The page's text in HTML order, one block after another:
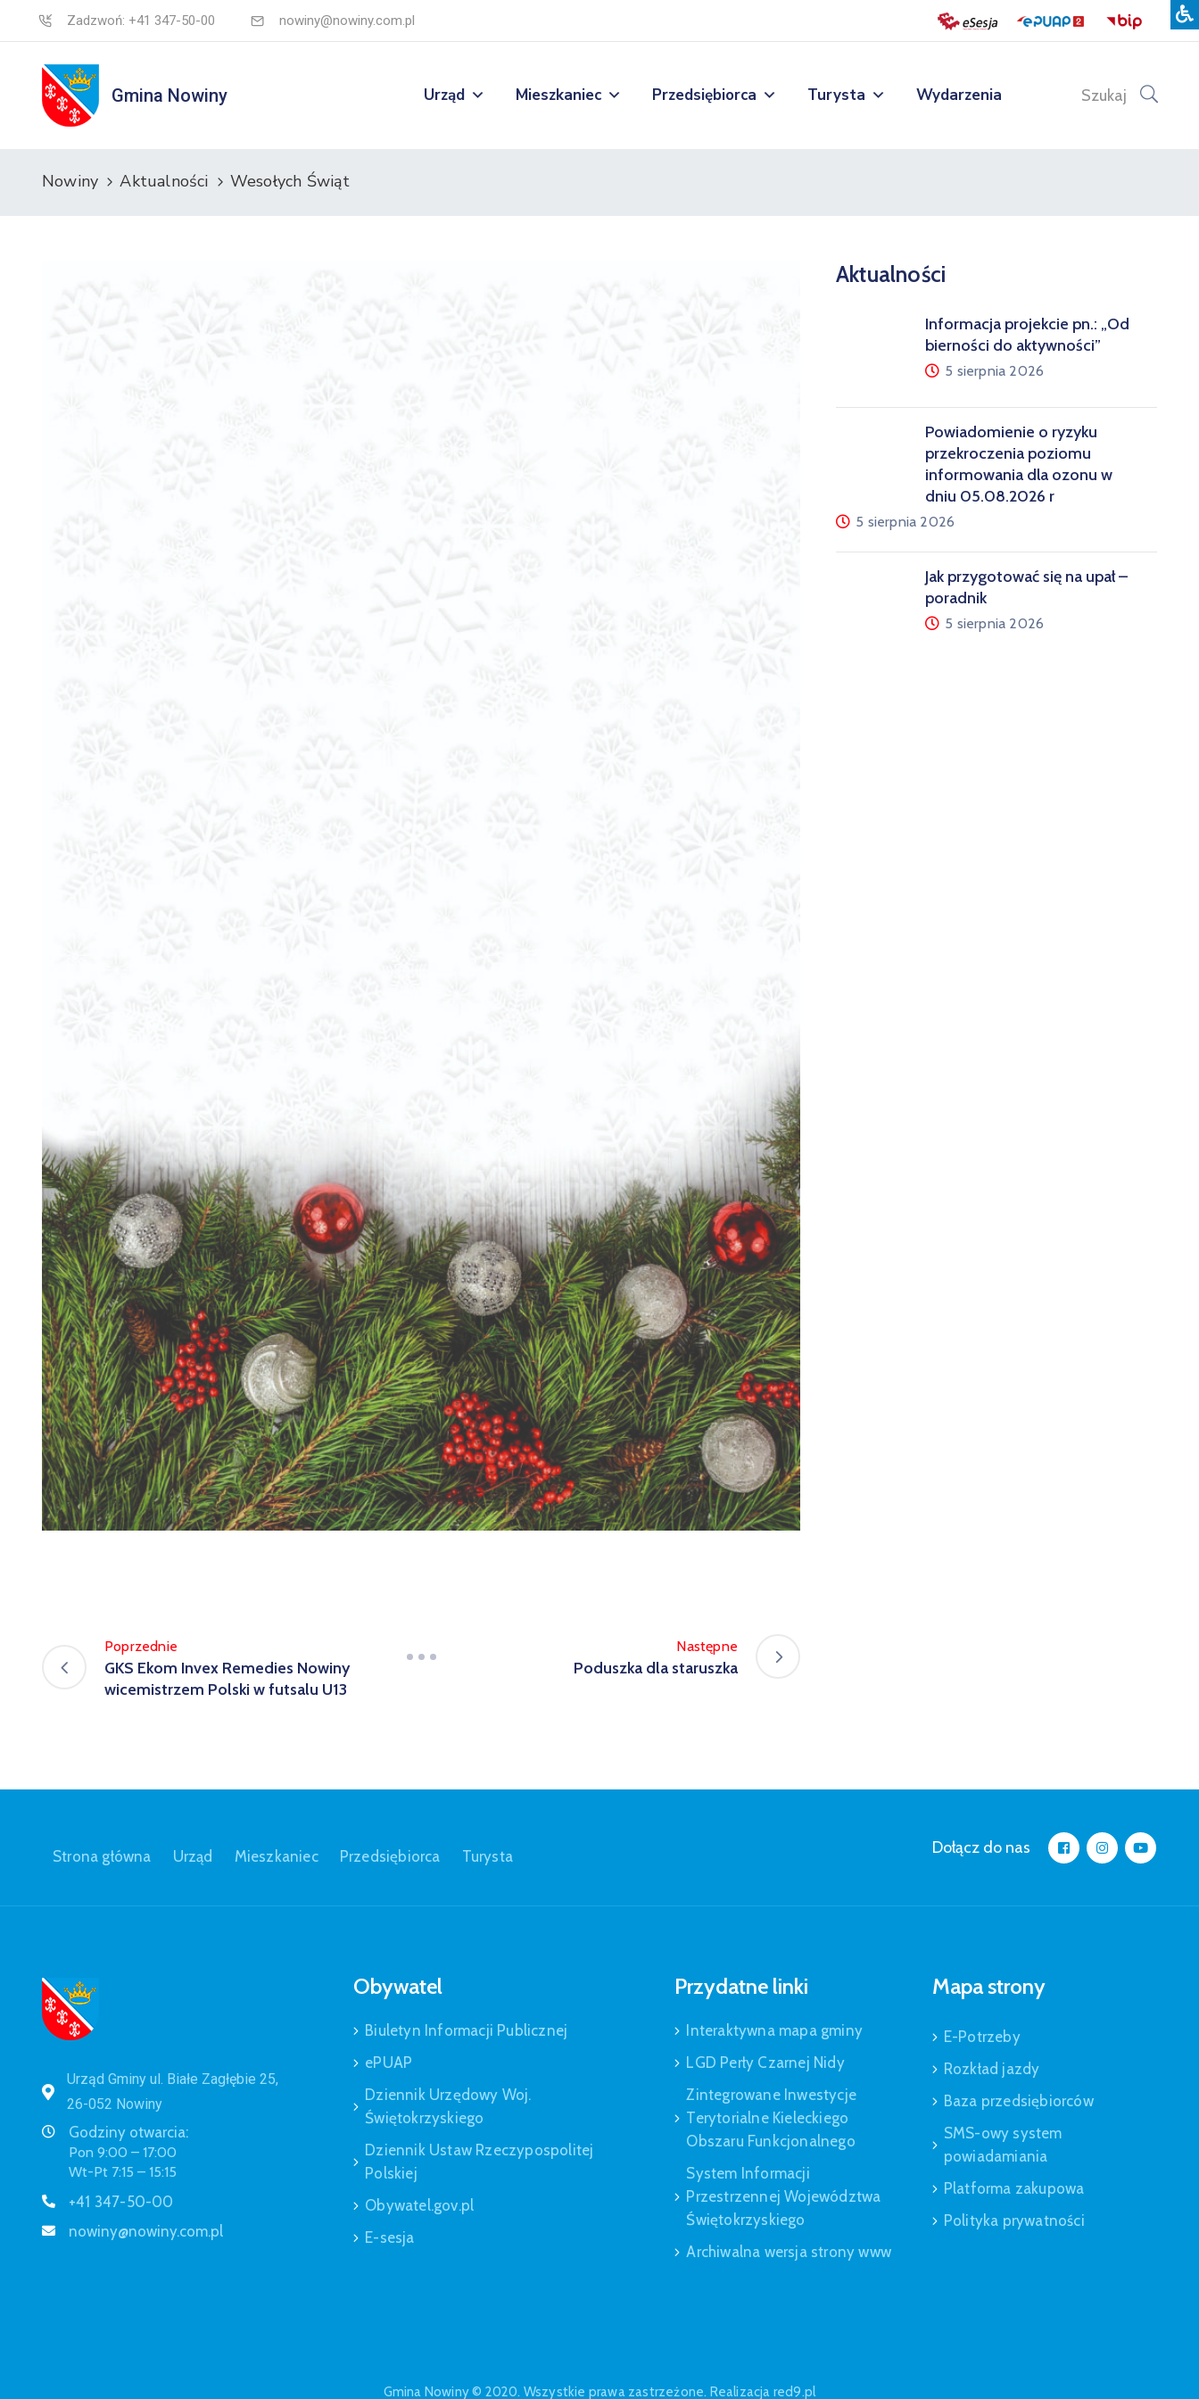
Zadzwoń: +41 347-50-00 nowiny@nowiny.com.pl
Gmina Nowiny Urząd Mieszkaniec Przedsiębiorca Turysta Wydarzenia Szukaj
Nowiny Aktualności Wesołych Świąt
Poprzednie
GKS Ekom Invex Remedies Nowiny
wicemistrzem Polski w futsalu U13
Następne
Poduszka dla staruszka
Aktualności
Informacja projekcie pn.: „Od
bierności do aktywności”
5 sierpnia 2026
Powiadomienie o ryzyku
przekroczenia poziomu
informowania dla ozonu w
dniu 05.08.2026 r
5 sierpnia 2026
Jak przygotować się na upał –
poradnik
5 sierpnia 2026
Strona główna Urząd Mieszkaniec Przedsiębiorca Turysta Dołącz do nas
Urząd Gminy ul. Białe Zagłębie 25,
26-052 Nowiny
Godziny otwarcia:
Pon 9:00 – 17:00
Wt-Pt 7:15 – 15:15
+41 347-50-00
nowiny@nowiny.com.pl
Obywatel
Biuletyn Informacji Publicznej
ePUAP
Dziennik Urzędowy Woj.
Świętokrzyskiego
Dziennik Ustaw Rzeczypospolitej
Polskiej
Obywatel.gov.pl
E-sesja
Przydatne linki
Interaktywna mapa gminy
LGD Perły Czarnej Nidy
Zintegrowane Inwestycje
Terytorialne Kieleckiego
Obszaru Funkcjonalnego
System Informacji
Przestrzennej Województwa
Świętokrzyskiego
Archiwalna wersja strony www
Mapa strony
E-Potrzeby
Rozkład jazdy
Baza przedsiębiorców
SMS-owy system
powiadamiania
Platforma zakupowa
Polityka prywatności
Gmina Nowiny © 2020. Wszystkie prawa zastrzeżone. Realizacja red9.pl